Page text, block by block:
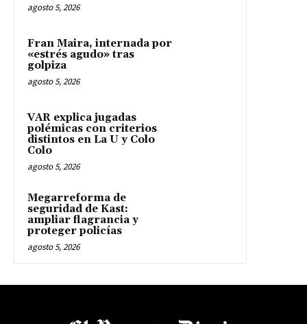
agosto 5, 2026
Fran Maira, internada por
«estrés agudo» tras
golpiza
agosto 5, 2026
VAR explica jugadas
polémicas con criterios
distintos en La U y Colo
Colo
agosto 5, 2026
Megarreforma de
seguridad de Kast:
ampliar flagrancia y
proteger policías
agosto 5, 2026